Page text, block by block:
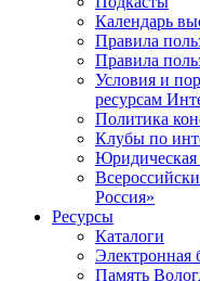
Календарь
Правила
Правила
Условия и
ресурсам
Политика
Клубы по
Юридическая
Россия»
Ресурсы
Каталоги
Электронная
Память